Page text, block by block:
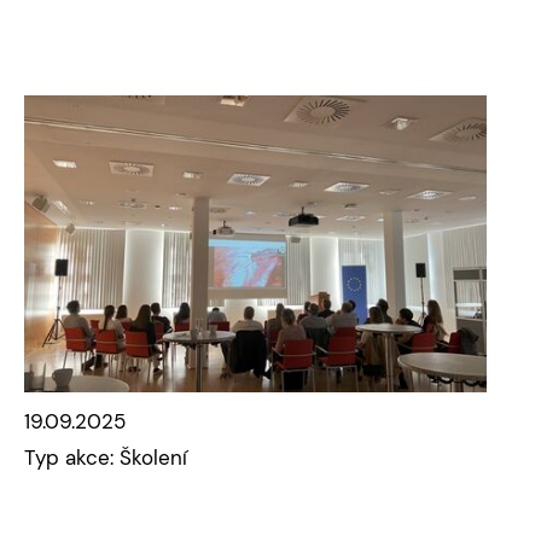
19.09.2025
Typ akce: Školení